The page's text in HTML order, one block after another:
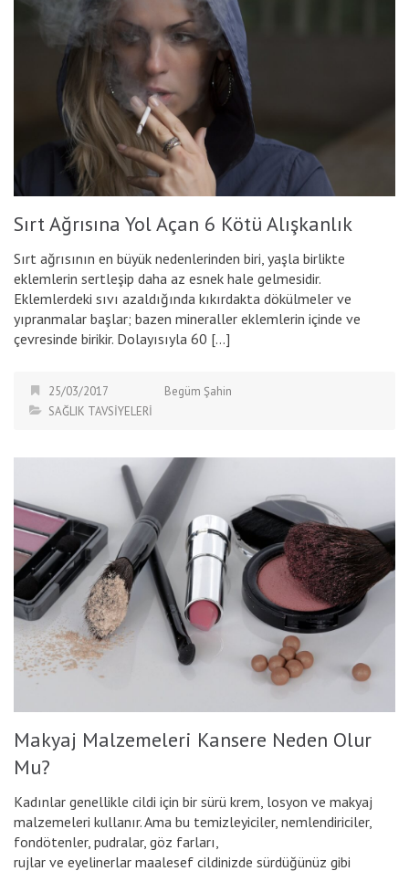
Sırt Ağrısına Yol Açan 6 Kötü Alışkanlık
Sırt ağrısının en büyük nedenlerinden biri, yaşla birlikte
eklemlerin sertleşip daha az esnek hale gelmesidir.
Eklemlerdeki sıvı azaldığında kıkırdakta dökülmeler ve
yıpranmalar başlar; bazen mineraller eklemlerin içinde ve
çevresinde birikir. Dolayısıyla 60 […]
25/03/2017
Begüm Şahin
SAĞLIK TAVSİYELERİ
Makyaj Malzemeleri Kansere Neden Olur
Mu?
Kadınlar genellikle cildi için bir sürü krem, losyon ve makyaj
malzemeleri kullanır. Ama bu temizleyiciler, nemlendiriciler,
fondötenler, pudralar, göz farları,
rujlar ve eyelinerlar maalesef cildinizde sürdüğünüz gibi